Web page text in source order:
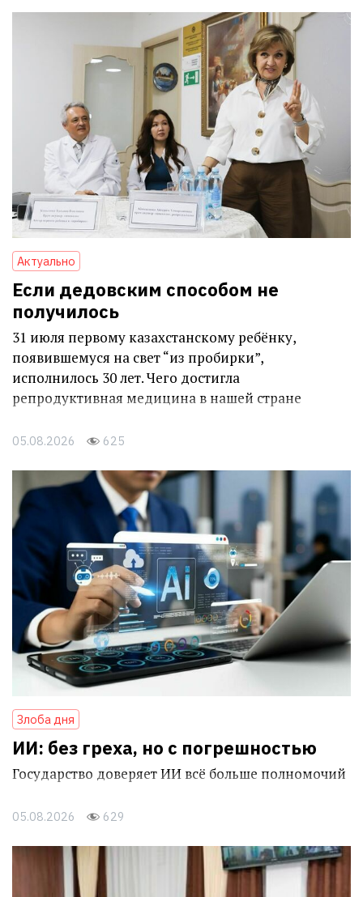
Актуально
Если дедовским способом не
получилось
31 июля первому казахстанскому ребёнку,
появившемуся на свет “из пробирки”,
исполнилось 30 лет. Чего достигла
репродуктивная медицина в нашей стране
05.08.2026 625
Злоба дня
ИИ: без греха, но с погрешностью
Государство доверяет ИИ всё больше полномочий
05.08.2026 629